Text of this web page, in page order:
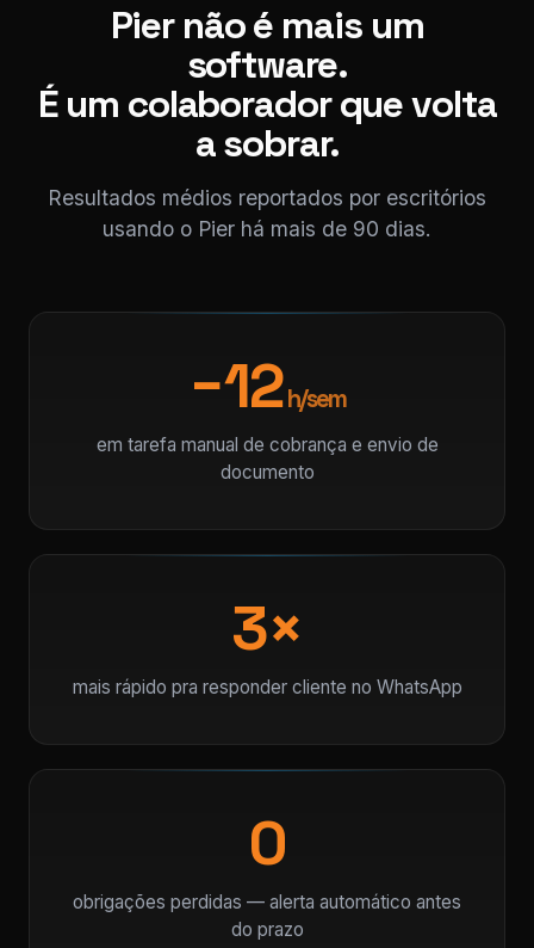
Pier não é mais um
software.
É um colaborador que volta
a sobrar.
Resultados médios reportados por escritórios
usando o Pier há mais de 90 dias.
−12h/sem
em tarefa manual de cobrança e envio de
documento
3×
mais rápido pra responder cliente no WhatsApp
0
obrigações perdidas — alerta automático antes
do prazo